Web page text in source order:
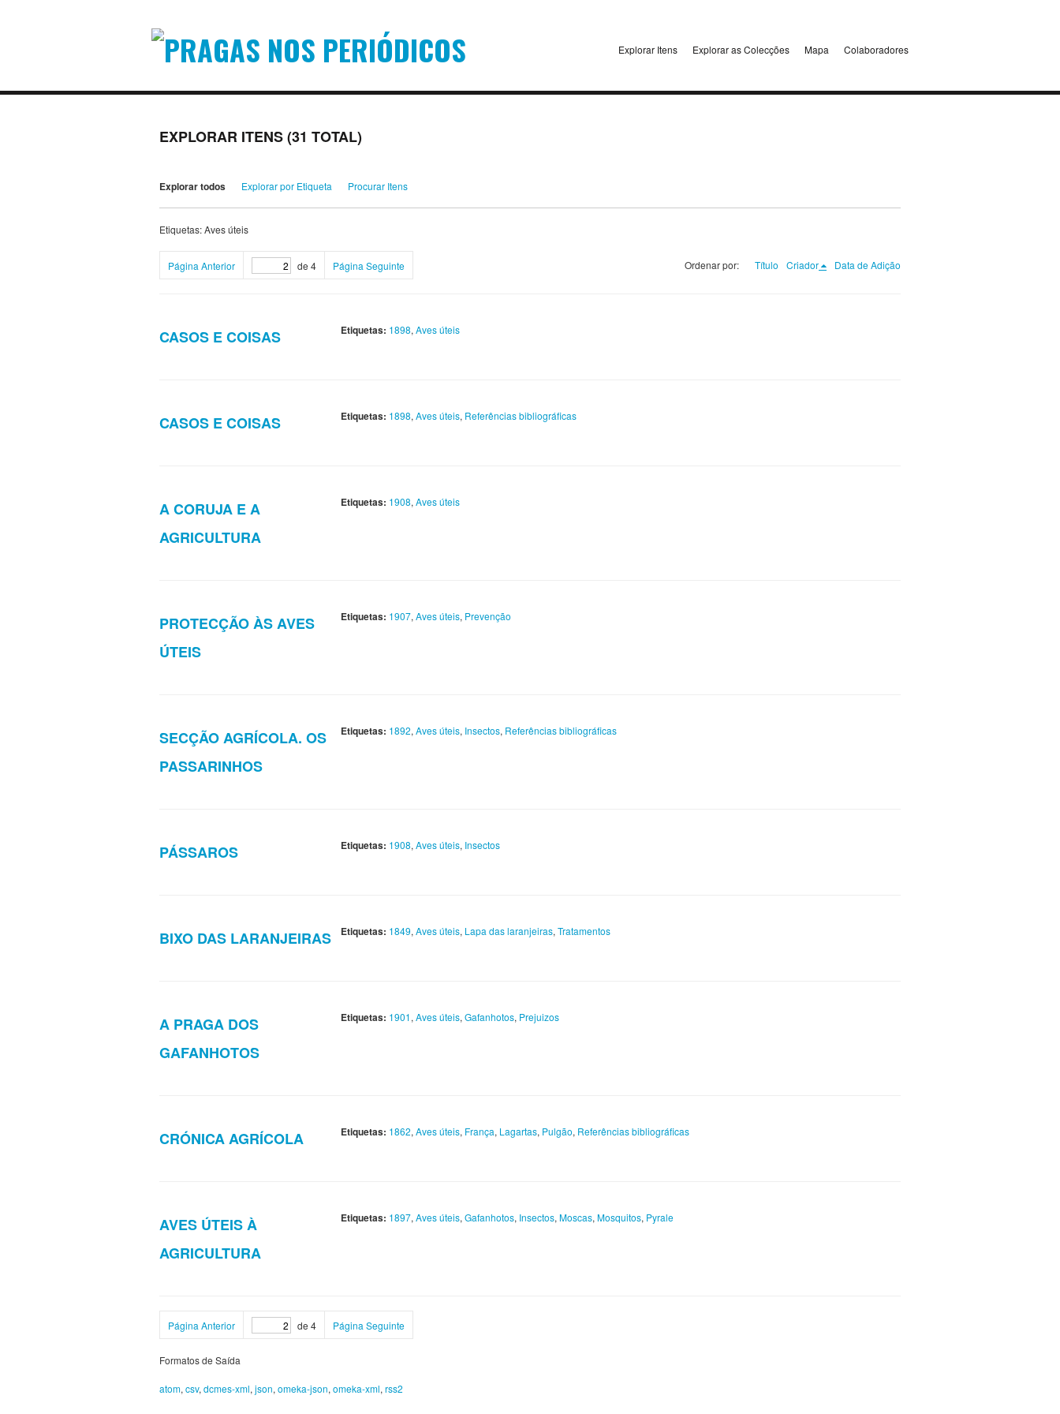
Explorar Itens Explorar as Colecções Mapa Colaboradores
EXPLORAR ITENS (31 TOTAL)
Explorar todos Explorar por Etiqueta Procurar Itens
Etiquetas: Aves úteis
Página Anterior de 4 Página Seguinte Ordenar por: Título Criador Data de Adição
CASOS E COISAS Etiquetas: 1898, Aves úteis
CASOS E COISAS Etiquetas: 1898, Aves úteis, Referências bibliográficas
A CORUJA E A
AGRICULTURA
Etiquetas: 1908, Aves úteis
PROTECÇÃO ÀS AVES
ÚTEIS
Etiquetas: 1907, Aves úteis, Prevenção
SECÇÃO AGRÍCOLA. OS
PASSARINHOS
Etiquetas: 1892, Aves úteis, Insectos, Referências bibliográficas
PÁSSAROS Etiquetas: 1908, Aves úteis, Insectos
BIXO DAS LARANJEIRAS Etiquetas: 1849, Aves úteis, Lapa das laranjeiras, Tratamentos
A PRAGA DOS
GAFANHOTOS
Etiquetas: 1901, Aves úteis, Gafanhotos, Prejuizos
CRÓNICA AGRÍCOLA Etiquetas: 1862, Aves úteis, França, Lagartas, Pulgão, Referências bibliográficas
AVES ÚTEIS À
AGRICULTURA
Etiquetas: 1897, Aves úteis, Gafanhotos, Insectos, Moscas, Mosquitos, Pyrale
Página Anterior de 4 Página Seguinte
Formatos de Saída
atom, csv, dcmes-xml, json, omeka-json, omeka-xml, rss2